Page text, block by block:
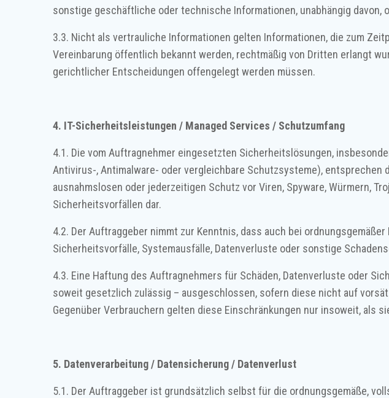
sonstige geschäftliche oder technische Informationen, unabhängig
3.3. Nicht als vertrauliche Informationen gelten Informationen, die zum
Vereinbarung öffentlich bekannt werden, rechtmäßig von Dritten erlangt
gerichtlicher Entscheidungen offengelegt werden müssen.
4. IT-Sicherheitsleistungen / Managed Services / Schutzumfang
4.1. Die vom Auftragnehmer eingesetzten Sicherheitslösungen,
Antivirus-, Antimalware- oder vergleichbare Schutzsysteme),
ausnahmslosen oder jederzeitigen Schutz vor Viren, Spyware, Würmern,
Sicherheitsvorfällen dar.
4.2. Der Auftraggeber nimmt zur Kenntnis, dass auch bei
Sicherheitsvorfälle, Systemausfälle, Datenverluste oder sonstige
4.3. Eine Haftung des Auftragnehmers für Schäden, Datenverluste oder
soweit gesetzlich zulässig – ausgeschlossen, sofern diese nicht auf
Gegenüber Verbrauchern gelten diese Einschränkungen nur insoweit, als
5. Datenverarbeitung / Datensicherung / Datenverlust
5.1. Der Auftraggeber ist grundsätzlich selbst für die ordnungsgemäße,